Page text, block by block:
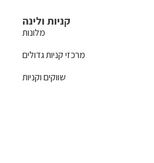
קניות ולינה
מלונות
מרכזי קניות גדולים
שווקים וקניות